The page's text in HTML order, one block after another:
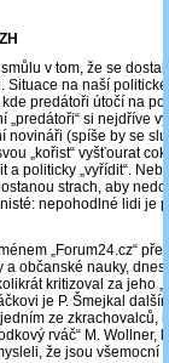
v tom, že se
na naší
predátoři útočí na
si nejdříve
novináři (spíše by se
„kořist“ vyšťourat
politicky „vyřídit“.
strach, aby
nepohodlné lidi je
„Forum24.cz“
a občanské nauky,
kritizoval za jeho
je P. Šmejkal
ze zkrachovalců,
rváč“ M. Wollner,
že jsou všemocní